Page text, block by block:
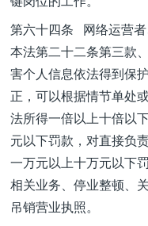
第六十四条 网络运营
本法第二十二条第三款
害个人信息依法得到保
正，可以根据情节单处
法所得一倍以上十倍以
元以下罚款，对直接负
一万元以上十万元以下
相关业务、停业整顿、
吊销营业执照。